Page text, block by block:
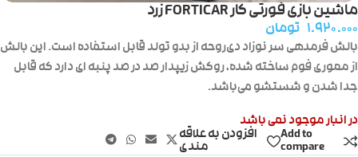
ماشین بازی فورتی کار FORTICAR زرد
۱.۹۲۰.۰۰۰ تومان
بالش فرمدهی سر نوزاد دی‌روحه از بدو تولد قابل استفاده است. این بالش
از مموری فوم ساخته شده، روکش زیپدار صد در صد پنبه ای دارد که قابل
جدا شدن و شستشو می‌باشد.
در انبار موجود نمی باشد
Add to
compare
افزودن به علاقه
مندی